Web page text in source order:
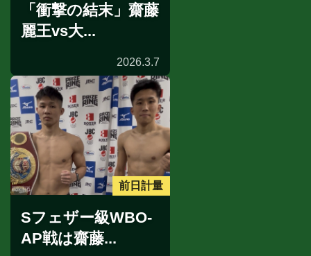
「衝撃の結末」齋藤
麗王vs大...
2026.3.7
前日計量
Sフェザー級WBO-
AP戦は齋藤...